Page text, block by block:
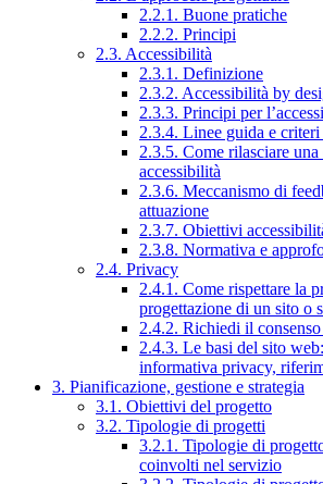
2.2.1. Buone pratiche
2.2.2. Principi
2.3. Accessibilità
2.3.1. Definizione
2.3.2. Accessibilità by
2.3.3. Principi per
2.3.4. Linee guida e criteri
2.3.5. Come rilasciare
accessibilità
2.3.6. Meccanismo di
attuazione
2.3.7. Obiettivi
2.3.8. Normativa e
2.4. Privacy
2.4.1. Come rispettare la
progettazione di un sito o
2.4.2. Richiedi il
2.4.3. Le basi del sito
informativa privacy,
3. Pianificazione, gestione e strategia
3.1. Obiettivi del progetto
3.2. Tipologie di progetti
3.2.1. Tipologie di
coinvolti nel servizio